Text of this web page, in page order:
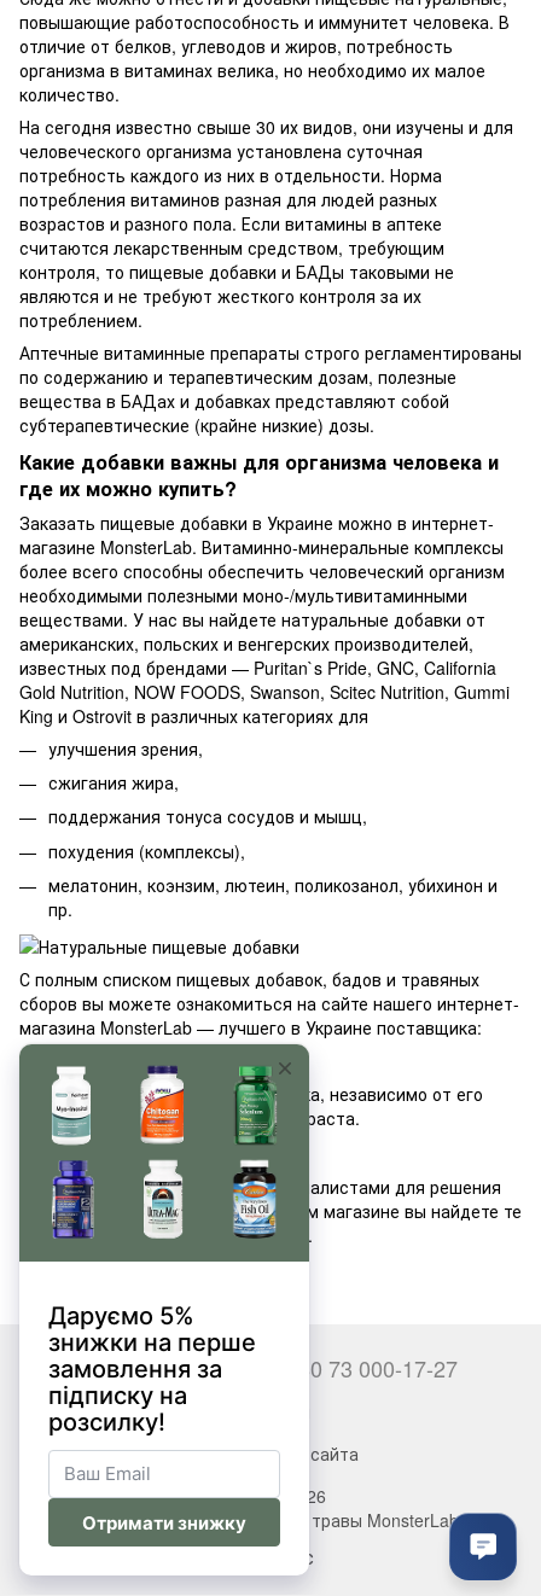
повышающие работоспособность и иммунитет человека. В
отличие от белков, углеводов и жиров, потребность
организма в витаминах велика, но необходимо их малое
количество.
На сегодня известно свыше 30 их видов, они изучены и для
человеческого организма установлена суточная
потребность каждого из них в отдельности. Норма
потребления витаминов разная для людей разных
возрастов и разного пола. Если витамины в аптеке
считаются лекарственным средством, требующим
контроля, то пищевые добавки и БАДы таковыми не
являются и не требуют жесткого контроля за их
потреблением.
Аптечные витаминные препараты строго регламентированы
по содержанию и терапевтическим дозам, полезные
вещества в БАДах и добавках представляют собой
субтерапевтические (крайне низкие) дозы.
Какие добавки важны для организма человека и
где их можно купить?
Заказать пищевые добавки в Украине можно в интернет-
магазине MonsterLab. Витаминно-минеральные комплексы
более всего способны обеспечить человеческий организм
необходимыми полезными моно-/мультивитаминными
веществами. У нас вы найдете натуральные добавки от
американских, польских и венгерских производителей,
известных под брендами — Puritan`s Pride, GNC, California
Gold Nutrition, NOW FOODS, Swanson, Scitec Nutrition, Gummi
King и Ostrovit в различных категориях для
улучшения зрения,
сжигания жира,
поддержания тонуса сосудов и мышц,
похудения (комплексы),
мелатонин, коэнзим, лютеин, поликозанол, убихинон и
пр.
С полным списком пищевых добавок, бадов и травяных
сборов вы можете ознакомиться на сайте нашего интернет-
магазина MonsterLab — лучшего в Украине поставщика:
Добавок для здоровья человека, независимо от его
вида деятельности, пола и возраста.
Аксессуаров для спорта.
Все комплексы разработаны специалистами для решения
конкретных задач, поэтому в нашем магазине вы найдете те
добавки, которые вам необходимы.
+380 66 000-17-27 +380 73 000-17-27
Полная версия сайта
© 2017—2026
Витамины, БАДы, добавки, травы MonsterLab
Рус